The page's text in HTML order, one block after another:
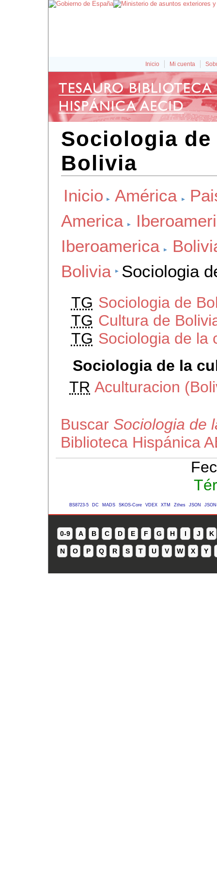
Inicio Mi cuenta
Sociologia
Bolivia
Inicio América
America
Iberoamerica
Bolivia
Sociologia
TG Sociologia de
TG Cultura de
TG Sociologia de la
Sociologia de la
TR Aculturacion
Buscar Sociologia de
Biblioteca Hispánica
BS8723-5 DC MADS SKOS-Core VDEX XTM Zthes JSON
0-9 A B C D E F G H I J K
N O P Q R S T U V W X Y